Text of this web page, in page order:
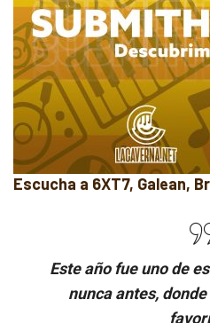
Escucha a 6XT7, Galean,
Este año fue uno de
nunca antes,